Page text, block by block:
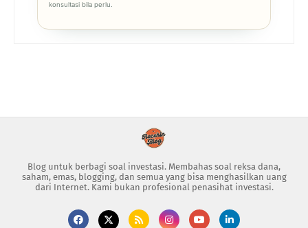
konsultasi bila perlu.
Blog untuk berbagi soal investasi. Membahas soal reksa dana,
saham, emas, blogging, dan semua yang bisa menghasilkan uang
dari Internet. Kami bukan profesional penasihat investasi.